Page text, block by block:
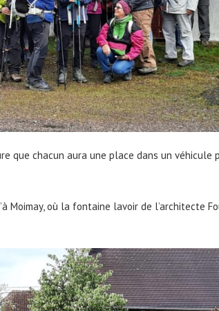
que chacun aura une place dans un
Moimay, où la fontaine lavoir de l’architecte